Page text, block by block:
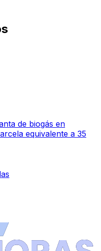
de biogás en
equivalente a 35